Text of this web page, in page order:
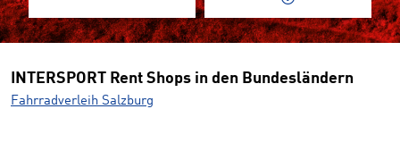
INTERSPORT Rent Shops in den Bundesländern
Fahrradverleih Salzburg